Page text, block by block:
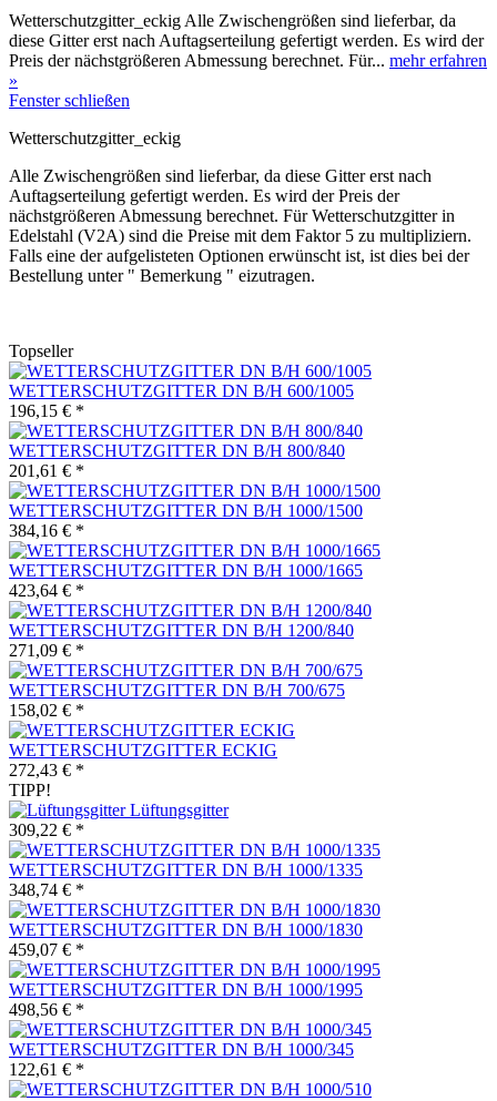
Wetterschutzgitter_eckig Alle Zwischengrößen sind lieferbar, da
diese Gitter erst nach Auftagserteilung gefertigt werden. Es wird der
Preis der nächstgrößeren Abmessung berechnet. Für... mehr erfahren
»
Fenster schließen
Wetterschutzgitter_eckig
Alle Zwischengrößen sind lieferbar, da diese Gitter erst nach
Auftagserteilung gefertigt werden. Es wird der Preis der
nächstgrößeren Abmessung berechnet. Für Wetterschutzgitter in
Edelstahl (V2A) sind die Preise mit dem Faktor 5 zu multipliziern.
Falls eine der aufgelisteten Optionen erwünscht ist, ist dies bei der
Bestellung unter " Bemerkung " eizutragen.
Topseller
WETTERSCHUTZGITTER DN B/H 600/1005
196,15 € *
WETTERSCHUTZGITTER DN B/H 800/840
201,61 € *
WETTERSCHUTZGITTER DN B/H 1000/1500
384,16 € *
WETTERSCHUTZGITTER DN B/H 1000/1665
423,64 € *
WETTERSCHUTZGITTER DN B/H 1200/840
271,09 € *
WETTERSCHUTZGITTER DN B/H 700/675
158,02 € *
WETTERSCHUTZGITTER ECKIG
272,43 € *
TIPP!
Lüftungsgitter
309,22 € *
WETTERSCHUTZGITTER DN B/H 1000/1335
348,74 € *
WETTERSCHUTZGITTER DN B/H 1000/1830
459,07 € *
WETTERSCHUTZGITTER DN B/H 1000/1995
498,56 € *
WETTERSCHUTZGITTER DN B/H 1000/345
122,61 € *